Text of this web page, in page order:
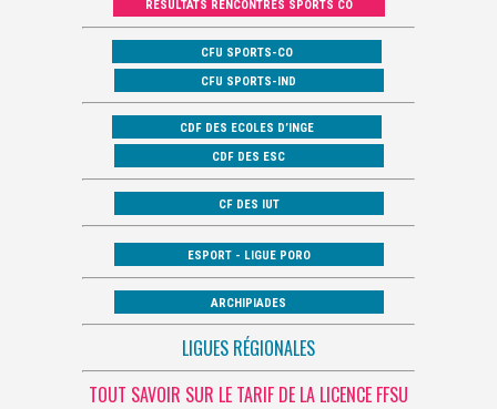
RÉSULTATS RENCONTRES SPORTS CO
CFU SPORTS-CO
CFU SPORTS-IND
CDF DES ECOLES D’INGE
CDF DES ESC
CF DES IUT
ESPORT - LIGUE PORO
ARCHIPIADES
LIGUES RÉGIONALES
TOUT SAVOIR SUR LE TARIF DE LA LICENCE FFSU